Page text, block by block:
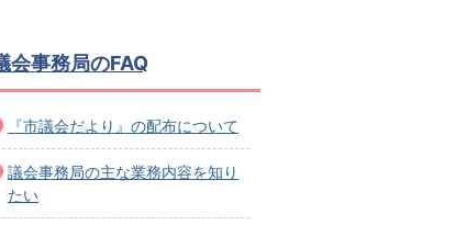
会事務局のFAQ
『市議会だより』の配布について
議会事務局の主な業務内容を知り
たい